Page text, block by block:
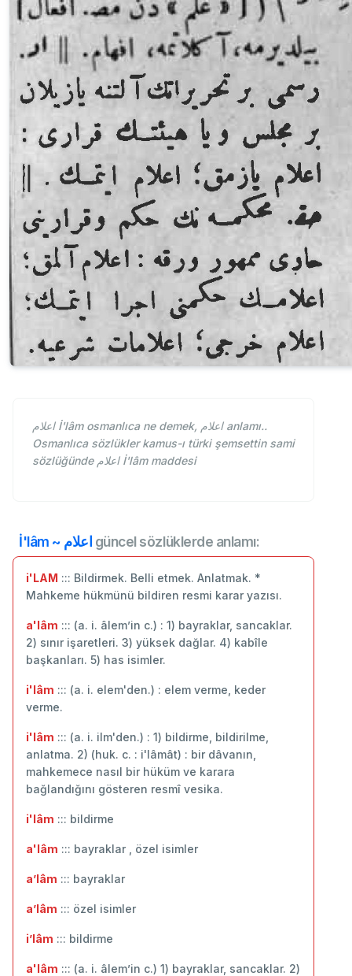
اعلام İ'lâm osmanlıca ne demek, اعلام anlamı..
Osmanlıca sözlükler kamus-ı türki şemsettin sami
sözlüğünde اعلام İ'lâm maddesi
İ'lâm ~ اعلام güncel sözlüklerde anlamı:
i'LAM ::: Bildirmek. Belli etmek. Anlatmak. *
Mahkeme hükmünü bildiren resmi karar yazısı.
a'lâm ::: (a. i. âlem’in c.) : 1) bayraklar, sancaklar.
2) sınır işaretleri. 3) yüksek dağlar. 4) kabîle
başkanları. 5) has isimler.
i'lâm ::: (a. i. elem'den.) : elem verme, keder
verme.
i'lâm ::: (a. i. ilm'den.) : 1) bildirme, bildirilme,
anlatma. 2) (huk. c. : i'lâmât) : bir dâvanın,
mahkemece nasıl bir hüküm ve karara
bağlandığını gösteren resmî vesika.
i'lâm ::: bildirme
a'lâm ::: bayraklar , özel isimler
a’lâm ::: ‬bayraklar
a’lâm ::: özel isimler
i’lâm ::: ‬bildirme
a'lâm ::: (a. i. âlem’in c.) 1) bayraklar, sancaklar. 2)